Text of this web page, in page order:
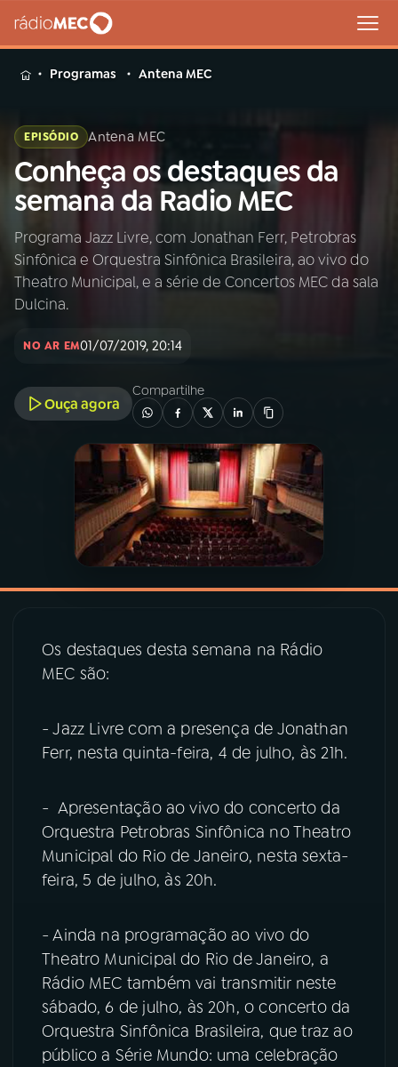
MENU
Buscar
na
Rádio
MEC
Buscar
Início AO VIVO
PROGRAMAÇÃO
PROGRAMAS
PODCASTS
07ÚLTIMAS
08PRÊMIO RÁDIO MEC
YouTube Facebook
Instagram
Programas Antena MEC
EPISÓDIO Antena MEC
Conheça os destaques da
semana da Radio MEC
Programa Jazz Livre, com Jonathan Ferr, Petrobras
Sinfônica e Orquestra Sinfônica Brasileira, ao vivo do
Theatro Municipal, e a série de Concertos MEC da sala
Dulcina.
NO AR EM01/07/2019, 20:14
Ouça agora
Compartilhe
Os destaques desta semana na Rádio
MEC são:
- Jazz Livre com a presença de Jonathan
Ferr, nesta quinta-feira, 4 de julho, às 21h.
- Apresentação ao vivo do concerto da
Orquestra Petrobras Sinfônica no Theatro
Municipal do Rio de Janeiro, nesta sexta-
feira, 5 de julho, às 20h.
- Ainda na programação ao vivo do
Theatro Municipal do Rio de Janeiro, a
Rádio MEC também vai transmitir neste
sábado, 6 de julho, às 20h, o concerto da
Orquestra Sinfônica Brasileira, que traz ao
público a Série Mundo: uma celebração